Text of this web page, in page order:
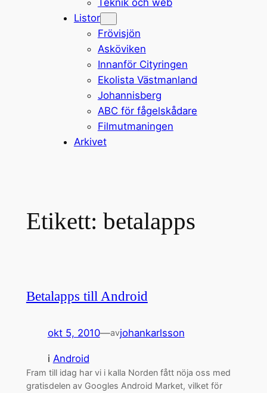
Listor
Frövisjön
Asköviken
Innanför Cityringen
Ekolista Västmanland
Johannisberg
ABC för fågelskådare
Filmutmaningen
Arkivet
Etikett: betalapps
Betalapps till Android
okt 5, 2010—avjohankarlsson
i Android
Fram till idag har vi i kalla Norden fått nöja oss med
gratisdelen av Googles Android Market, vilket för